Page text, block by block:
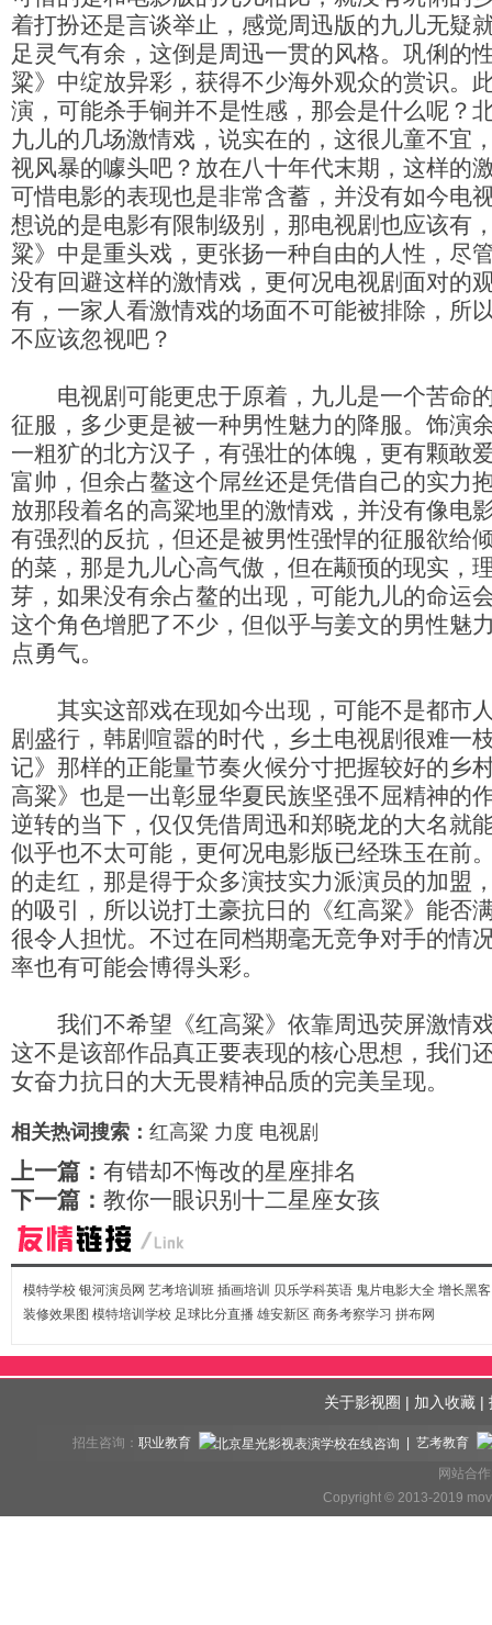
着打扮还是言谈举止，感觉周迅版的九儿无疑
足灵气有余，这倒是周迅一贯的风格。巩俐的
粱》中绽放异彩，获得不少海外观众的赏识。
演，可能杀手锏并不是性感，那会是什么呢？
九儿的几场激情戏，说实在的，这很儿童不宜
视风暴的噱头吧？放在八十年代末期，这样的
可惜电影的表现也是非常含蓄，并没有如今电
想说的是电影有限制级别，那电视剧也应该有
粱》中是重头戏，更张扬一种自由的人性，尽
没有回避这样的激情戏，更何况电视剧面对的
有，一家人看激情戏的场面不可能被排除，所
不应该忽视吧？
电视剧可能更忠于原着，九儿是一个苦命
征服，多少更是被一种男性魅力的降服。饰演
一粗犷的北方汉子，有强壮的体魄，更有颗敢
富帅，但余占鳌这个屌丝还是凭借自己的实力
放那段着名的高粱地里的激情戏，并没有像电
有强烈的反抗，但还是被男性强悍的征服欲给
的菜，那是九儿心高气傲，但在颟顸的现实，
芽，如果没有余占鳌的出现，可能九儿的命运
这个角色增肥了不少，但似乎与姜文的男性魅
点勇气。
其实这部戏在现如今出现，可能不是都市
剧盛行，韩剧喧嚣的时代，乡土电视剧很难一
记》那样的正能量节奏火候分寸把握较好的乡
高粱》也是一出彰显华夏民族坚强不屈精神的
逆转的当下，仅仅凭借周迅和郑晓龙的大名就
似乎也不太可能，更何况电影版已经珠玉在前
的走红，那是得于众多演技实力派演员的加盟
的吸引，所以说打土豪抗日的《红高粱》能否
很令人担忧。不过在同档期毫无竞争对手的情
率也有可能会博得头彩。
我们不希望《红高粱》依靠周迅荧屏激情
这不是该部作品真正要表现的核心思想，我们
女奋力抗日的大无畏精神品质的完美呈现。
相关热词搜索： 红高粱 力度 电视剧
上一篇： 有错却不悔改的星座排名
下一篇： 教你一眼识别十二星座女孩
模特学校 银河演员网 艺考培训班 插画培训 贝乐学科英语 鬼片电影大全 增长黑客
装修效果图 模特培训学校 足球比分直播 雄安新区 商务考察学习 拼布网
关于影视圈 | 加入收藏 |
招生咨询：职业教育
| 艺考教育
网站合
Copyright © 2013-2019